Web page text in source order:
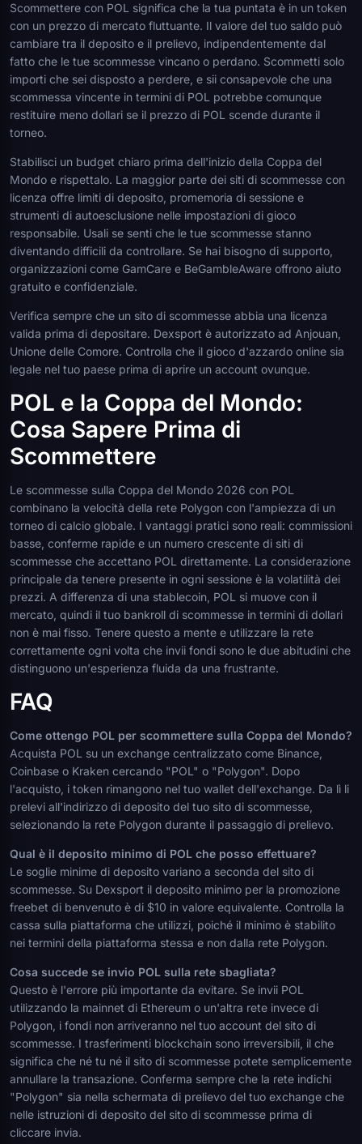
Scommettere con POL significa che la tua puntata è in un token
con un prezzo di mercato fluttuante. Il valore del tuo saldo può
cambiare tra il deposito e il prelievo, indipendentemente dal
fatto che le tue scommesse vincano o perdano. Scommetti solo
importi che sei disposto a perdere, e sii consapevole che una
scommessa vincente in termini di POL potrebbe comunque
restituire meno dollari se il prezzo di POL scende durante il
torneo.
Stabilisci un budget chiaro prima dell'inizio della Coppa del
Mondo e rispettalo. La maggior parte dei siti di scommesse con
licenza offre limiti di deposito, promemoria di sessione e
strumenti di autoesclusione nelle impostazioni di gioco
responsabile. Usali se senti che le tue scommesse stanno
diventando difficili da controllare. Se hai bisogno di supporto,
organizzazioni come GamCare e BeGambleAware offrono aiuto
gratuito e confidenziale.
Verifica sempre che un sito di scommesse abbia una licenza
valida prima di depositare. Dexsport è autorizzato ad Anjouan,
Unione delle Comore. Controlla che il gioco d'azzardo online sia
legale nel tuo paese prima di aprire un account ovunque.
POL e la Coppa del Mondo:
Cosa Sapere Prima di
Scommettere
Le scommesse sulla Coppa del Mondo 2026 con POL
combinano la velocità della rete Polygon con l'ampiezza di un
torneo di calcio globale. I vantaggi pratici sono reali: commissioni
basse, conferme rapide e un numero crescente di siti di
scommesse che accettano POL direttamente. La considerazione
principale da tenere presente in ogni sessione è la volatilità dei
prezzi. A differenza di una stablecoin, POL si muove con il
mercato, quindi il tuo bankroll di scommesse in termini di dollari
non è mai fisso. Tenere questo a mente e utilizzare la rete
correttamente ogni volta che invii fondi sono le due abitudini che
distinguono un'esperienza fluida da una frustrante.
FAQ
Come ottengo POL per scommettere sulla Coppa del Mondo?
Acquista POL su un exchange centralizzato come Binance,
Coinbase o Kraken cercando "POL" o "Polygon". Dopo
l'acquisto, i token rimangono nel tuo wallet dell'exchange. Da lì li
prelevi all'indirizzo di deposito del tuo sito di scommesse,
selezionando la rete Polygon durante il passaggio di prelievo.
Qual è il deposito minimo di POL che posso effettuare?
Le soglie minime di deposito variano a seconda del sito di
scommesse. Su Dexsport il deposito minimo per la promozione
freebet di benvenuto è di $10 in valore equivalente. Controlla la
cassa sulla piattaforma che utilizzi, poiché il minimo è stabilito
nei termini della piattaforma stessa e non dalla rete Polygon.
Cosa succede se invio POL sulla rete sbagliata?
Questo è l'errore più importante da evitare. Se invii POL
utilizzando la mainnet di Ethereum o un'altra rete invece di
Polygon, i fondi non arriveranno nel tuo account del sito di
scommesse. I trasferimenti blockchain sono irreversibili, il che
significa che né tu né il sito di scommesse potete semplicemente
annullare la transazione. Conferma sempre che la rete indichi
"Polygon" sia nella schermata di prelievo del tuo exchange che
nelle istruzioni di deposito del sito di scommesse prima di
cliccare invia.